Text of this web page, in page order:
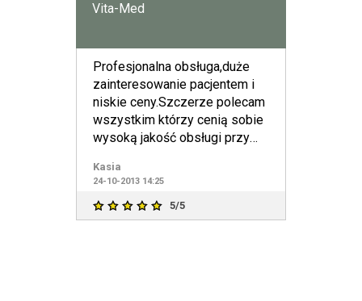
Vita-Med
Profesjonalna obsługa,duże
zainteresowanie pacjentem i
niskie ceny.Szczerze polecam
wszystkim którzy cenią sobie
wysoką jakość obsługi przy
Kasia
24-10-2013 14:25
5/5